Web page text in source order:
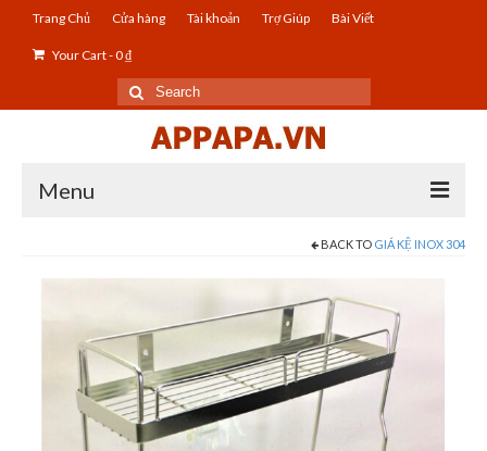
Trang Chủ Cửa hàng Tài khoản Trợ Giúp Bài Viết
Your Cart-0₫
Search
for:
Menu
Giá Kệ Chén Ly Bát Inox 304
Giá Kệ Chén Bát Có Khay Inox 304
Phụ Kiện Bếp Inox 304
BACK TO GIÁ KỆ INOX 304